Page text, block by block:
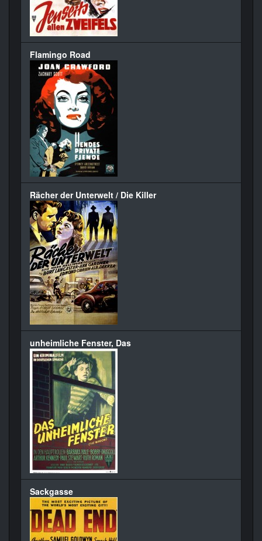
Flamingo Road
Rächer der Unterwelt / Die Killer
unheimliche Fenster, Das
Sackgasse